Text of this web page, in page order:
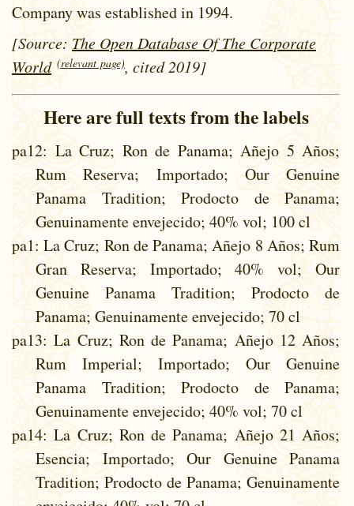
Company was established in 1994.
[Source: The Open Database Of The Corporate
World (relevant page), cited 2019]
Here are full texts from the labels
pa12: La Cruz; Ron de Panama; Añejo 5 Años;
Rum Reserva; Importado; Our Genuine
Panama Tradition; Prodocto de Panama;
Genuinamente envejecido; 40% vol; 100 cl
pa1: La Cruz; Ron de Panama; Añejo 8 Años; Rum
Gran Reserva; Importado; 40% vol; Our
Genuine Panama Tradition; Prodocto de
Panama; Genuinamente envejecido; 70 cl
pa13: La Cruz; Ron de Panama; Añejo 12 Años;
Rum Imperial; Importado; Our Genuine
Panama Tradition; Prodocto de Panama;
Genuinamente envejecido; 40% vol; 70 cl
pa14: La Cruz; Ron de Panama; Añejo 21 Años;
Esencia; Importado; Our Genuine Panama
Tradition; Prodocto de Panama; Genuinamente